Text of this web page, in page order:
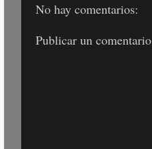
No hay comentarios:
Publicar un comentario